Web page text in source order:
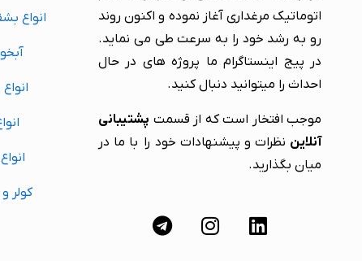
اتوماتیک مرغداری آغاز نموده و اکنون روند
رو به رشد خود را به سرعت طی می نماید.
در پیج اینستاگرام ما پروژه های در حال
احداث را میتوانید دنبال کنید.
موجب افتخار است که از قسمت پشتیبانی
آنلاین نظرات و پیشنهادات خود را با ما در
میان بگذارید.
انواع
کولر